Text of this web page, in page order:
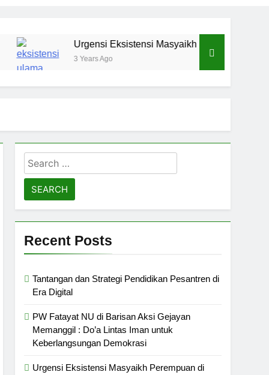
Urgensi Eksistensi Masyaikh Perempuan di Lingkungan
3 Years Ago
Search
for:
Recent Posts
Tantangan dan Strategi Pendidikan Pesantren di
Era Digital
PW Fatayat NU di Barisan Aksi Gejayan
Memanggil : Do’a Lintas Iman untuk
Keberlangsungan Demokrasi
Urgensi Eksistensi Masyaikh Perempuan di